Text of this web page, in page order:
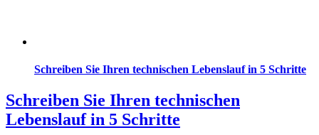
Schreiben Sie Ihren technischen Lebenslauf in 5 Schritte
Schreiben Sie Ihren technischen
Lebenslauf in 5 Schritte